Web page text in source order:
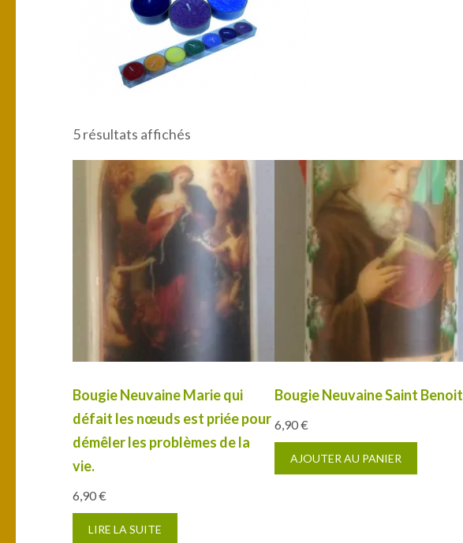
5 résultats affichés
Bougie Neuvaine Marie qui
défait les nœuds est priée pour
démêler les problèmes de la
vie.
6,90€
LIRE LA SUITE
Bougie Neuvaine Saint Benoit
6,90€
AJOUTER AU PANIER